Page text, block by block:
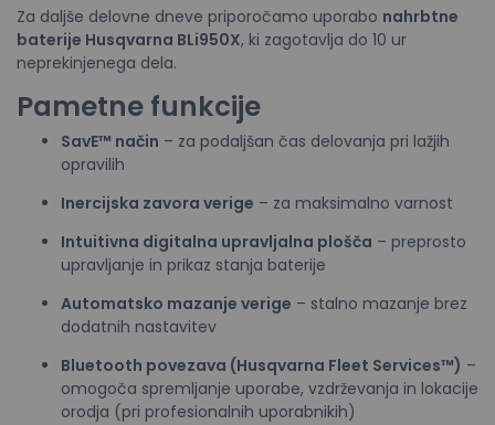
Za daljše delovne dneve priporočamo uporabo nahrbtne
baterije Husqvarna BLi950X, ki zagotavlja do 10 ur
neprekinjenega dela.
Pametne funkcije
SavE™ način – za podaljšan čas delovanja pri lažjih
opravilih
Inercijska zavora verige – za maksimalno varnost
Intuitivna digitalna upravljalna plošča – preprosto
upravljanje in prikaz stanja baterije
Automatsko mazanje verige – stalno mazanje brez
dodatnih nastavitev
Bluetooth povezava (Husqvarna Fleet Services™) –
omogoča spremljanje uporabe, vzdrževanja in lokacije
orodja (pri profesionalnih uporabnikih)